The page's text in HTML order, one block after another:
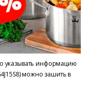
указывать информацию
можно зашить в